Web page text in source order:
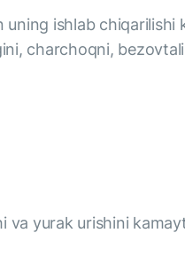
ishlab chiqarilishi
charchoqni,
va yurak urishini